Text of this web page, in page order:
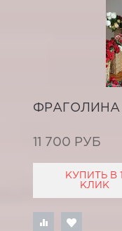
ФРАГОЛИНА
11 700 РУБ
КУПИТЬ В 1
КЛИК